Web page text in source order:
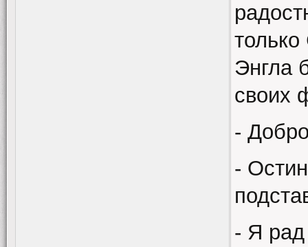
Энгла
своих
-
-
- Я рад